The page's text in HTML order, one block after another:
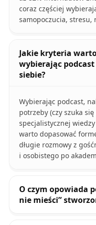
coraz częściej
samopoczucia, stresu,
Jakie kryteria
wybierając
siebie?
Wybierając podcast,
potrzeby (czy szuka
specjalistycznej
warto dopasować
długie rozmowy z
i osobistego po
O czym opowiada
nie mieści”